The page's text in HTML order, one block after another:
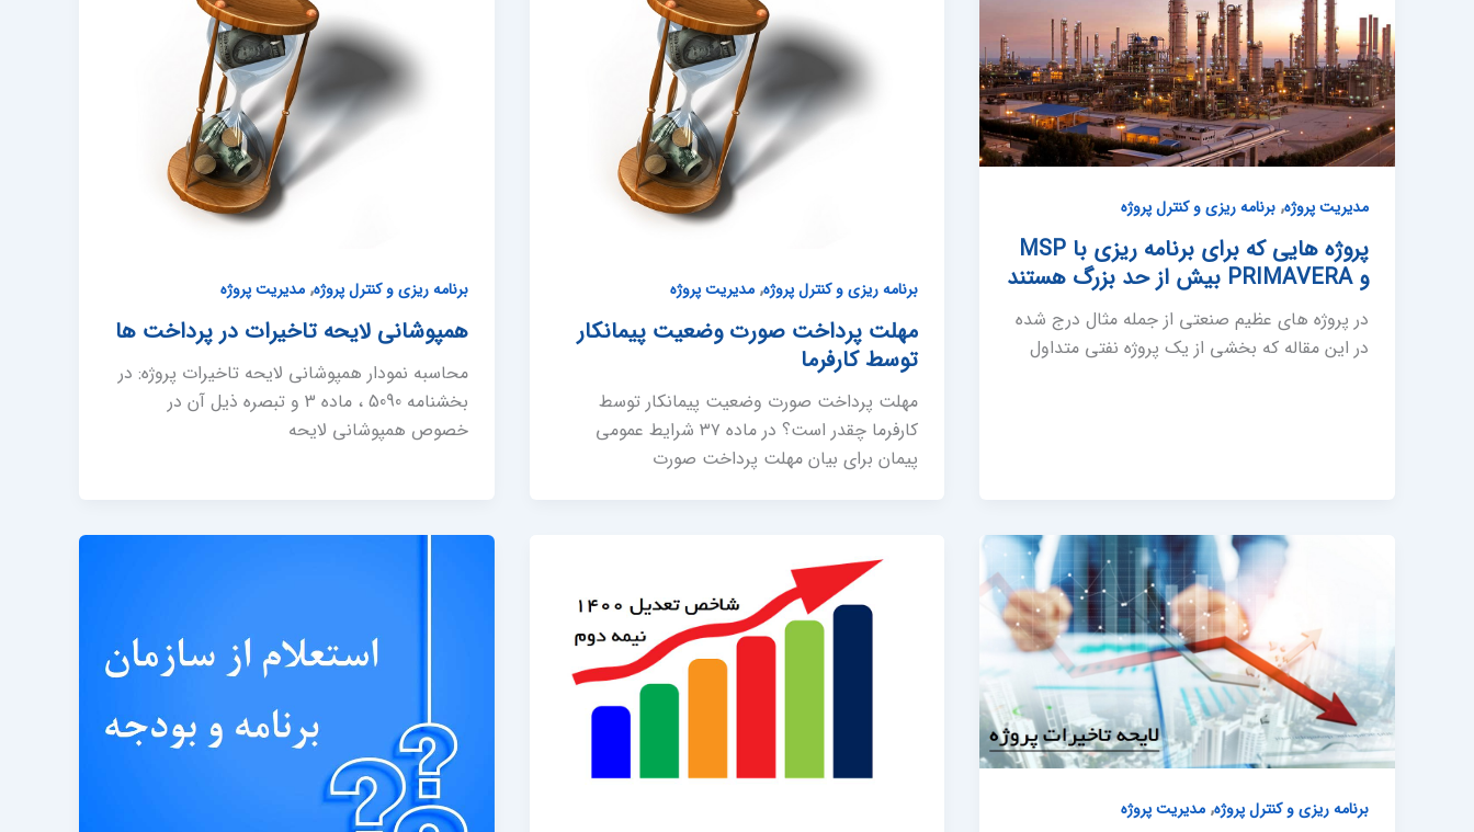
مدیریت پروژه, برنامه ریزی و کنترل پروژه
پروژه هایی که برای برنامه ریزی با MSP
و PRIMAVERA بیش از حد بزرگ هستند
در پروژه های عظیم صنعتی از جمله مثال درج شده
در این مقاله که بخشی از یک پروژه نفتی متداول
برنامه ریزی و کنترل پروژه, مدیریت پروژه
مهلت پرداخت صورت وضعیت پیمانکار
توسط کارفرما
مهلت پرداخت صورت وضعیت پیمانکار توسط
کارفرما چقدر است؟ در ماده ۳۷ شرایط عمومی
پیمان برای بیان مهلت پرداخت صورت
برنامه ریزی و کنترل پروژه,مدیریت پروژه
همپوشانی لایحه تاخیرات در پرداخت ها
محاسبه نمودار همپوشانی لایحه تاخیرات پروژه: در
بخشنامه 5090 ، ماده 3 و تبصره ذیل آن در
خصوص همپوشانی لایحه
برنامه ریزی و کنترل پروژه, مدیریت پروژه